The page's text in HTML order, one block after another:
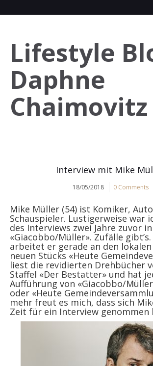
Lifestyle
Daphne
Chaimovitz
Interview mit Mike
18/05/2018 0 Comments
Mike Müller (54) ist Komiker,
Schauspieler. Lustigerweise war
des Interviews zwei Jahre zuvor
«Giacobbo/Müller». Zufälle gibt’s.
arbeitet er gerade an den
neuen Stücks «Heute
liest die revidierten Drehbücher
Staffel «Der Bestatter» und hat
Aufführung von «Giacobbo/
oder «Heute
mehr freut es mich, dass sich
Zeit für ein Interview genommen